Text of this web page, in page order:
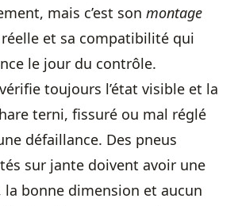
mais c’est son montage
et sa compatibilité qui
le jour du contrôle.
toujours l’état visible et la
terni, fissuré ou mal réglé
défaillance. Des pneus
sur jante doivent avoir une
la bonne dimension et aucun